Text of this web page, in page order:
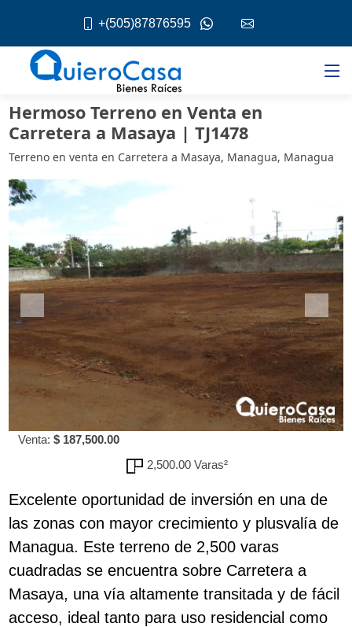
+(505)87876595
Hermoso Terreno en Venta en
Carretera a Masaya | TJ1478
Terreno en venta en Carretera a Masaya, Managua, Managua
Venta: $ 187,500.00
2,500.00 Varas²
Excelente oportunidad de inversión en una de
las zonas con mayor crecimiento y plusvalía de
Managua. Este terreno de 2,500 varas
cuadradas se encuentra sobre Carretera a
Masaya, una vía altamente transitada y de fácil
acceso, ideal tanto para uso residencial como